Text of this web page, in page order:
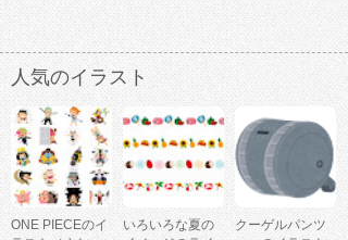
人気のイラスト
ONE PIECEのイ
いろいろな夏の
クーゲルパンツ